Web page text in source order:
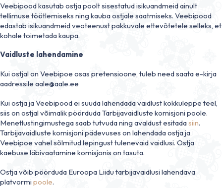
Veebipood kasutab ostja poolt sisestatud isikuandmeid ainult
tellimuse töötlemiseks ning kauba ostjale saatmiseks. Veebipood
edastab isikuandmeid veoteenust pakkuvale ettevõtetele selleks, et
kohale toimetada kaupa.
Vaidluste lahendamine
Kui ostjal on Veebipoe osas pretensioone, tuleb need saata e-kirja
aadressile aale@aale.ee
Kui ostja ja Veebipood ei suuda lahendada vaidlust kokkuleppe teel,
siis on ostjal võimalik pöörduda Tarbijavaidluste komisjoni poole.
Menetlustingimustega saab tutvuda ning avaldust esitadasiin.
Tarbijavaidluste komisjoni pädevuses on lahendada ostja ja
Veebipoe vahel sõlmitud lepingust tulenevaid vaidlusi. Ostja
kaebuse läbivaatamine komisjonis on tasuta.
Ostja võib pöörduda Euroopa Liidu tarbijavaidlusi lahendava
platvormi poole.